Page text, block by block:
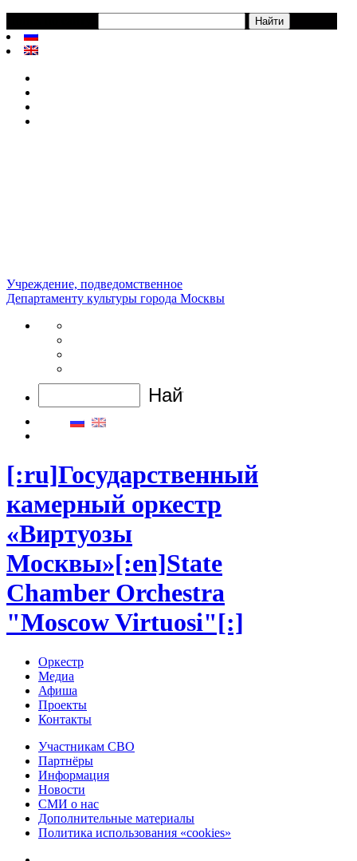
Учреждение, подведомственное
Департаменту культуры города Москвы
[:ru]Государственный
камерный оркестр
«Виртуозы
Москвы»[:en]State
Chamber Orchestra
"Moscow Virtuosi"[:]
Оркестр
Медиа
Афиша
Проекты
Контакты
Участникам СВО
Партнёры
Информация
Новости
СМИ о нас
Дополнительные материалы
Политика использования «cookies»